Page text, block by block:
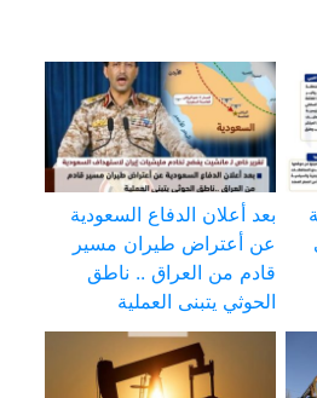
بعد أعلان الدفاع السعودية
عن أعتراض طيران مسير
قادم من العراق .. ناطق
الحوثي يتبنى العملية